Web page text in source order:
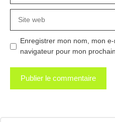
web
Enregistrer mon nom, mon
navigateur pour mon